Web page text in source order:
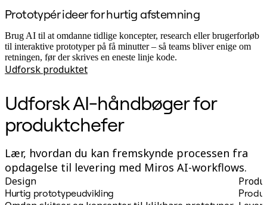
Webinarer
Community og support
Hjælpecenter
Events
Community
Miros professionelle tjenester
Løsningspartnere
Priser
Prototypér ideer for hurtig afstemning
Brug AI til at omdanne tidlige koncepter, research eller brugerforløb
til interaktive prototyper på få minutter – så teams bliver enige om
retningen, før der skrives en eneste linje kode.
Udforsk produktet
Udforsk AI-håndbøger for
produktchefer
Lær, hvordan du kan fremskynde processen fra
opdagelse til levering med Miros AI-workflows.
Design
Hurtig prototypeudvikling